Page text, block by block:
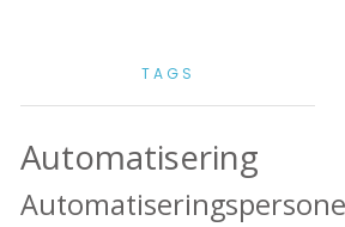
TAGS
Automatisering